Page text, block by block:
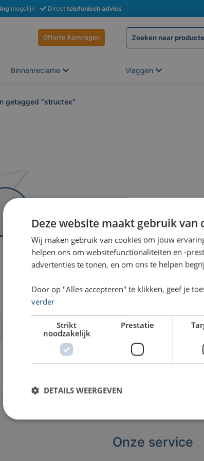
mogelijk Directtelefonisch advies
Offerte Aanvragen
Binnenreclame Vlaggen
getagged “structex”
Onze service
Deze website maakt gebruik van
Wij maken gebruik van cookies om jouw
helpen ons om websitefunctionaliteiten en -
advertenties te tonen, en om ons te helpen
Door op "Alles accepteren" te klikken, geef je
verder
Strikt
noodzakelijk
Prestatie
DETAILS WEERGEVEN